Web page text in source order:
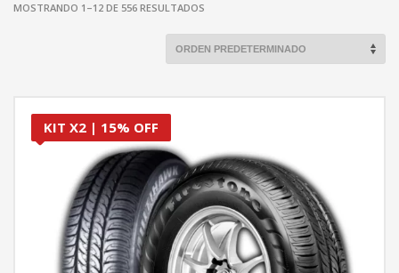
MOSTRANDO 1–12 DE 556 RESULTADOS
KIT X2 | 15% OFF